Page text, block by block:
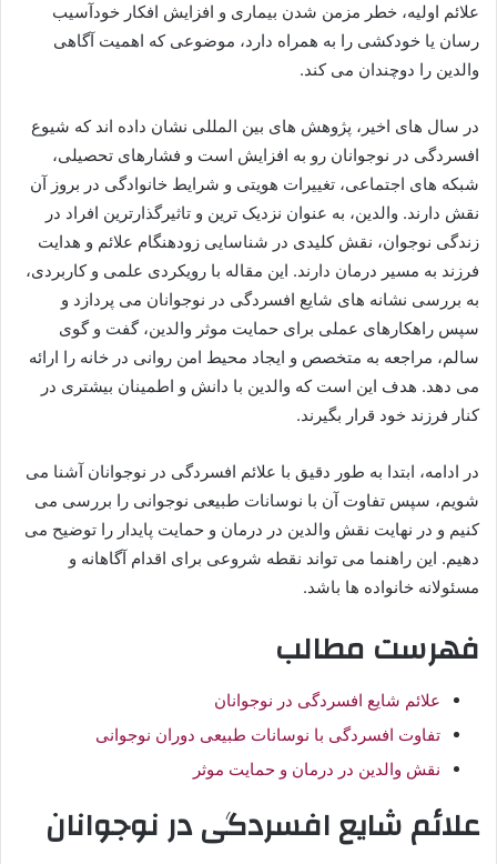
علائم اولیه، خطر مزمن شدن بیماری و افزایش افکار خودآسیب
رسان یا خودکشی را به همراه دارد، موضوعی که اهمیت آگاهی
والدین را دوچندان می کند.
در سال های اخیر، پژوهش های بین المللی نشان داده اند که شیوع
افسردگی در نوجوانان رو به افزایش است و فشارهای تحصیلی،
شبکه های اجتماعی، تغییرات هویتی و شرایط خانوادگی در بروز آن
نقش دارند. والدین، به عنوان نزدیک ترین و تاثیرگذارترین افراد در
زندگی نوجوان، نقش کلیدی در شناسایی زودهنگام علائم و هدایت
فرزند به مسیر درمان دارند. این مقاله با رویکردی علمی و کاربردی،
به بررسی نشانه های شایع افسردگی در نوجوانان می پردازد و
سپس راهکارهای عملی برای حمایت موثر والدین، گفت و گوی
سالم، مراجعه به متخصص و ایجاد محیط امن روانی در خانه را ارائه
می دهد. هدف این است که والدین با دانش و اطمینان بیشتری در
کنار فرزند خود قرار بگیرند.
در ادامه، ابتدا به طور دقیق با علائم افسردگی در نوجوانان آشنا می
شویم، سپس تفاوت آن با نوسانات طبیعی نوجوانی را بررسی می
کنیم و در نهایت نقش والدین در درمان و حمایت پایدار را توضیح می
دهیم. این راهنما می تواند نقطه شروعی برای اقدام آگاهانه و
مسئولانه خانواده ها باشد.
فهرست مطالب
علائم شایع افسردگی در نوجوانان
تفاوت افسردگی با نوسانات طبیعی دوران نوجوانی
نقش والدین در درمان و حمایت موثر
علائم شایع افسردگی در نوجوانان